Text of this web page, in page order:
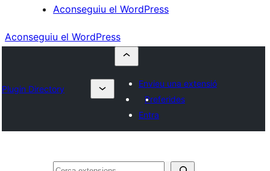
Aconseguiu el WordPress
Aconseguiu el WordPress
Plugin Directory
Envieu una extensió
Preferides
Entra